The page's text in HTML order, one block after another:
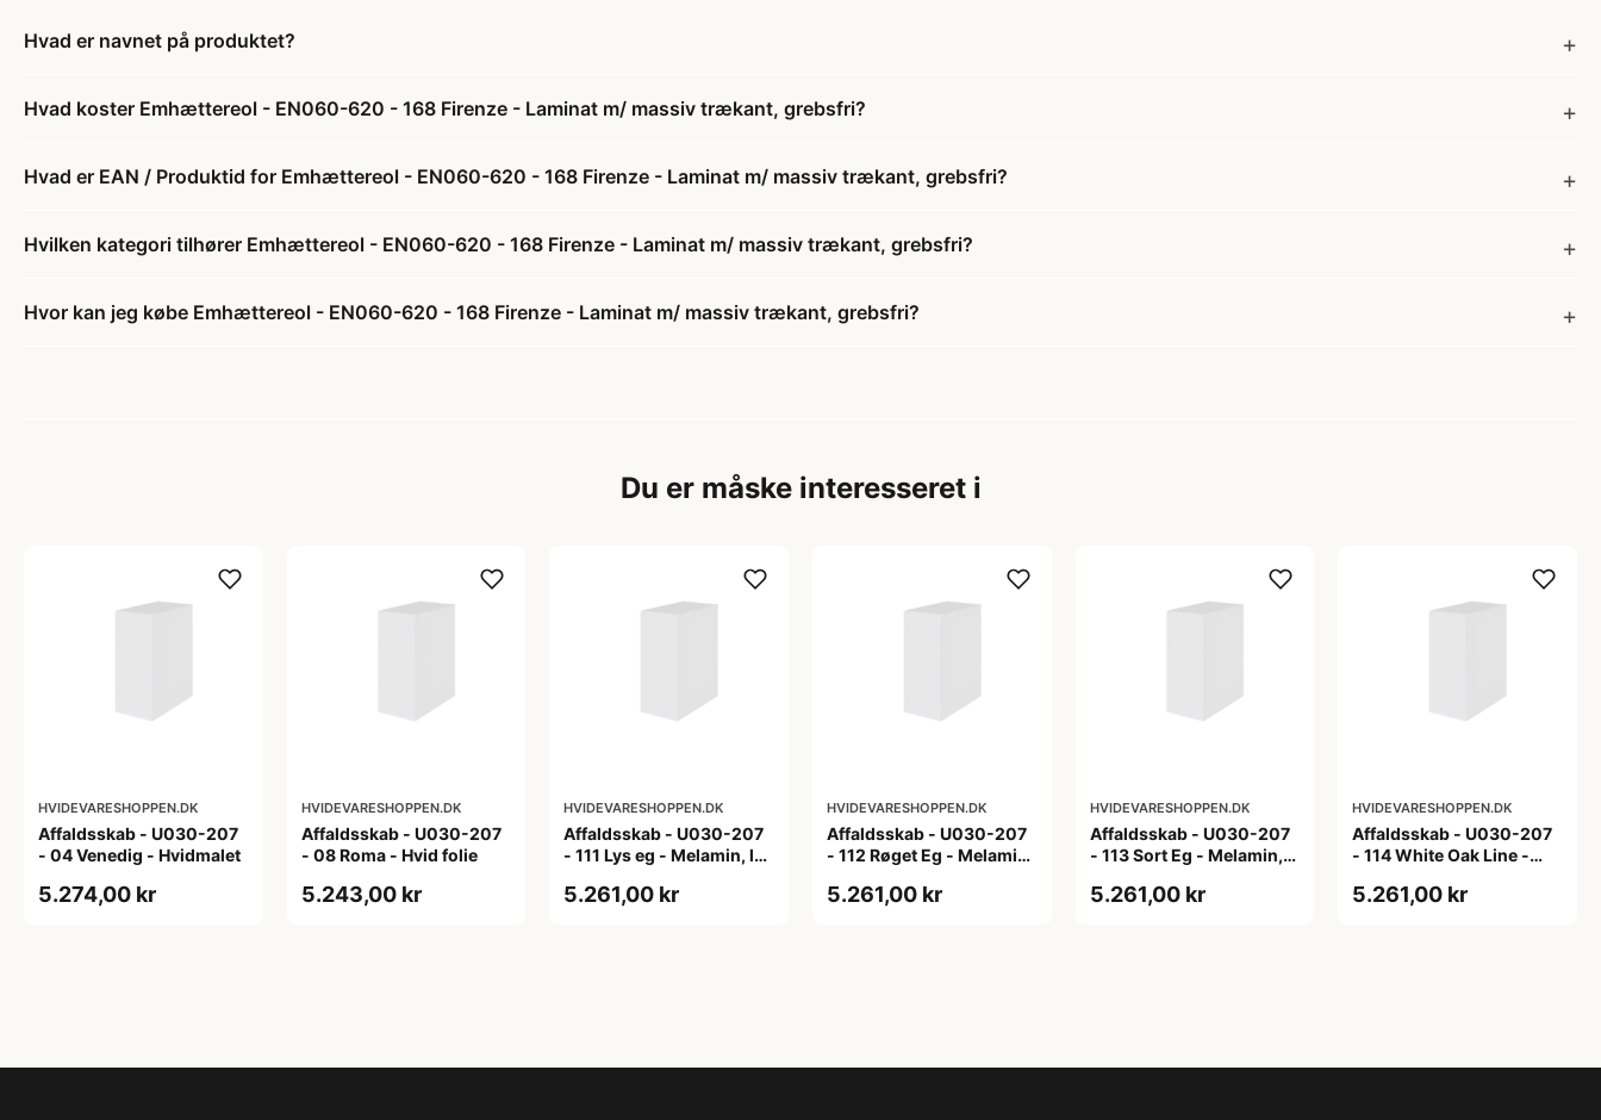
Hvad er navnet på produktet?
Hvad koster Emhættereol - EN060-620 - 168 Firenze - Laminat m/ massiv trækant, grebsfri?
Hvad er EAN / Produktid for Emhættereol - EN060-620 - 168 Firenze - Laminat m/ massiv trækant, grebsfri?
Hvilken kategori tilhører Emhættereol - EN060-620 - 168 Firenze - Laminat m/ massiv trækant, grebsfri?
Hvor kan jeg købe Emhættereol - EN060-620 - 168 Firenze - Laminat m/ massiv trækant, grebsfri?
Du er måske interesseret i
HVIDEVARESHOPPEN.DK
Affaldsskab - U030-207
- 04 Venedig - Hvidmalet
5.274,00 kr
HVIDEVARESHOPPEN.DK
Affaldsskab - U030-207
- 08 Roma - Hvid folie
5.243,00 kr
HVIDEVARESHOPPEN.DK
Affaldsskab - U030-207
- 111 Lys eg - Melamin, lys
5.261,00 kr
HVIDEVARESHOPPEN.DK
Affaldsskab - U030-207
- 112 Røget Eg - Melamin,
5.261,00 kr
HVIDEVARESHOPPEN.DK
Affaldsskab - U030-207
- 113 Sort Eg - Melamin,
5.261,00 kr
HVIDEVARESHOPPEN.DK
Affaldsskab - U030-207
- 114 White Oak Line -
5.261,00 kr